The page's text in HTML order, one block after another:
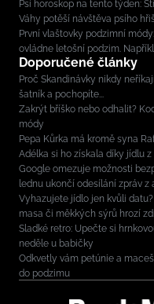
Psí horoskop na tento týden:
Váhy potěší návštěva psího
První vlaštovky podzimní
ovládne letošní podzim.
Doporučené články
Proč Skandinávky nikdy
šatník a pochopíte...
Zakrýt bříško nebo odhalit?
módy
Pepa Kůrka má kromě syna
Adélka si ho získala díky jídlu
Google omezuje možnosti
lednu ukončí odesílání zpráv z
Vyhazujete jídlo jen kvůli
masa či měkkých sýrů hrozí
Sladké retro: Upečte si
neděle u babičky
Odkvetly vám petúnie a
do podzimu